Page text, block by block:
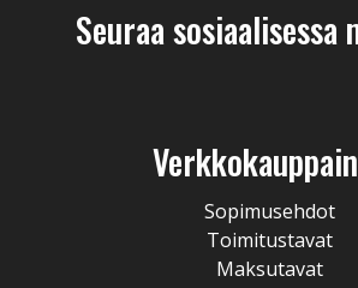
Seuraa sosiaalisessa
Sopimusehdot
Toimitustavat
Maksutavat